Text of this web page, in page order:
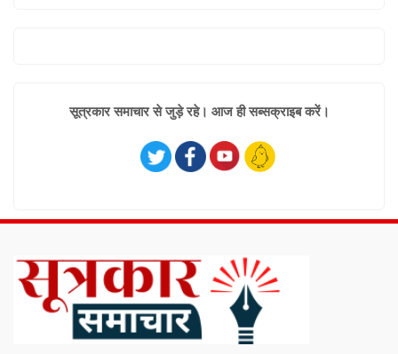
सूत्रकार समाचार से जुड़े रहे। आज ही सब्सक्राइब करें।